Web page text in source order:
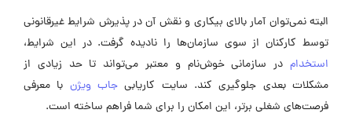
البته نمی‌توان آمار بالای بیکاری و نقش آن در پذیرش شرایط غیرقانونی
توسط کارکنان از سوی سازمان‌ها را نادیده گرفت. در این شرایط،
استخدام در سازمانی خوش‌نام و معتبر می‌تواند تا حد زیادی از
مشکلات بعدی جلوگیری کند. سایت کاریابیجاب ویژن با معرفی
فرصت‌های شغلی برتر، این امکان را برای شما فراهم ساخته است.